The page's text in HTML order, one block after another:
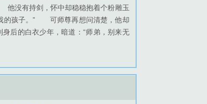
有持剑，怀中却稳稳抱着个粉雕玉
的孩子。” 可师尊再想问清楚，他却
的白衣少年，暗道：“师弟，别来无
双曾在他怀中湿润的眼睛，如今清
不被承认的意外。 两人注定形同陌